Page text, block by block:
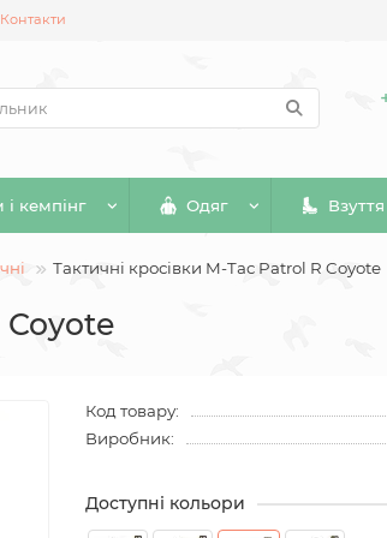
Контакти
кемпінг Одяг Взуття
Тактичні кросівки M-Tac Patrol R Coyote
Coyote
Код товару:
Виробник:
Доступні кольори